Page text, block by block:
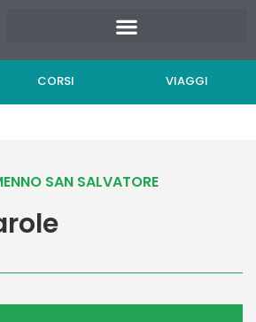
CORSI VIAGGI
SAN SALVATORE